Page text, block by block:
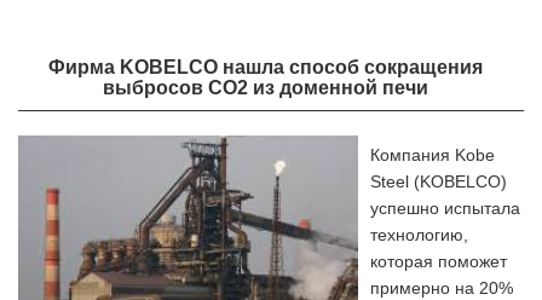
Фирма KOBELCO нашла способ сокращения
выбросов CO2 из доменной печи
Компания Kobe
Steel (KOBELCO)
успешно испытала
технологию,
которая поможет
примерно на 20%